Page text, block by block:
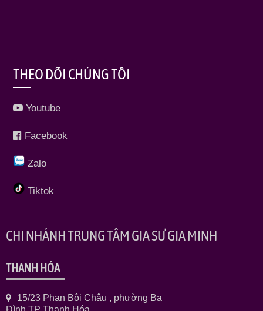
THEO DÕI CHÚNG TÔI
Youtube
Facebook
Zalo
Tiktok
CHI NHÁNH TRUNG TÂM GIA SƯ GIA MINH
THANH HÓA
15/23 Phan Bội Châu , phường Ba